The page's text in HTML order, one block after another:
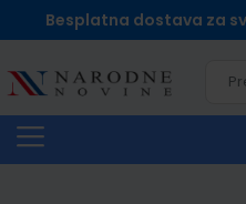
Besplatna dostava za